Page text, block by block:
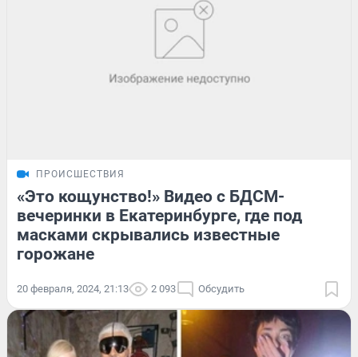
ПРОИСШЕСТВИЯ
«Это кощунство!» Видео с БДСМ-
вечеринки в Екатеринбурге, где под
масками скрывались известные
горожане
20 февраля, 2024, 21:13 2 093 Обсудить